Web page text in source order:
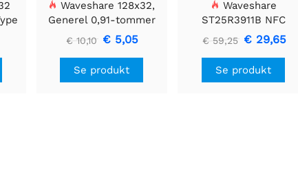
Waveshare 128x32,
Generel 0,91-tommer
OLED displaymodul
€ 10,10 € 5,05
Se produkt
Waveshare
ST25R3911B NFC
Evalueringssæt, NFC-
læser + TF-kort + USB-
kabel
€ 59,25 € 29,65
Se produkt